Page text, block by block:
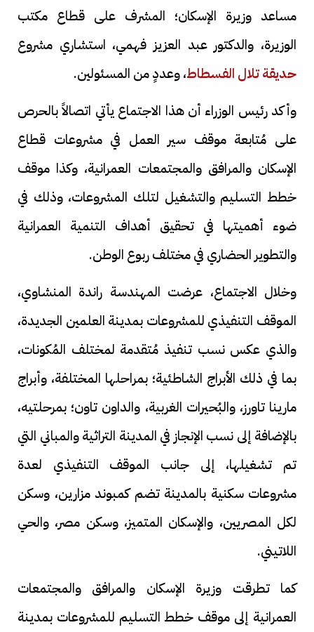
مساعد وزيرة الإسكان؛ المشرف على قطاع مكتب
الوزيرة، والدكتور عبد العزيز فهمي، استشاري مشروع
حديقة تلال الفسطاط، وعددٍ من المسئولين.
وأكد رئيس الوزراء أن هذا الاجتماع يأتي اتصالاً بالحرص
على مُتابعة موقف سير العمل في مشروعات قطاع
الإسكان والمرافق والمجتمعات العمرانية، وكذا موقف
خطط التسليم والتشغيل لتلك المشروعات، وذلك في
ضوء أهميتها في تحقيق أهداف التنمية العمرانية
والتطوير الحضاري في مختلف ربوع الوطن.
وخلال الاجتماع، عرضت المهندسة راندة المنشاوي،
الموقف التنفيذي للمشروعات بمدينة العلمين الجديدة،
والذي عكس نسب تنفيذ مُتقدمة لمختلف المُكونات،
بما في ذلك الأبراج الشاطئية؛ بمراحلها المختلفة، وأبراج
مارينا تاورز، والبُحيرات الغربية، والداون تاون؛ بمرحلتيه،
بالإضافة إلى نسب الإنجاز في المدينة التراثية والمباني التي
تم تشغيلها، إلى جانب الموقف التنفيذي لعدة
مشروعات سكنية بالمدينة تضم كمبوند مزارين، وسكن
لكل المصريين، والإسكان المتميز، وسكن مصر، والحي
اللاتيني.
كما تطرقت وزيرة الإسكان والمرافق والمجتمعات
العمرانية إلى موقف خطط التسليم للمشروعات بمدينة